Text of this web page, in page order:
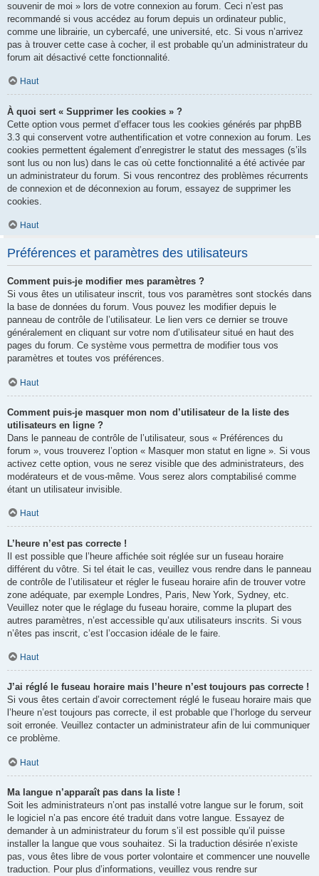
souvenir de moi » lors de votre connexion au forum. Ceci n’est pas
recommandé si vous accédez au forum depuis un ordinateur public,
comme une librairie, un cybercafé, une université, etc. Si vous n’arrivez
pas à trouver cette case à cocher, il est probable qu’un administrateur du
forum ait désactivé cette fonctionnalité.
Haut
À quoi sert « Supprimer les cookies » ?
Cette option vous permet d’effacer tous les cookies générés par phpBB
3.3 qui conservent votre authentification et votre connexion au forum. Les
cookies permettent également d’enregistrer le statut des messages (s’ils
sont lus ou non lus) dans le cas où cette fonctionnalité a été activée par
un administrateur du forum. Si vous rencontrez des problèmes récurrents
de connexion et de déconnexion au forum, essayez de supprimer les
cookies.
Haut
Préférences et paramètres des utilisateurs
Comment puis-je modifier mes paramètres ?
Si vous êtes un utilisateur inscrit, tous vos paramètres sont stockés dans
la base de données du forum. Vous pouvez les modifier depuis le
panneau de contrôle de l’utilisateur. Le lien vers ce dernier se trouve
généralement en cliquant sur votre nom d’utilisateur situé en haut des
pages du forum. Ce système vous permettra de modifier tous vos
paramètres et toutes vos préférences.
Haut
Comment puis-je masquer mon nom d’utilisateur de la liste des
utilisateurs en ligne ?
Dans le panneau de contrôle de l’utilisateur, sous « Préférences du
forum », vous trouverez l’option « Masquer mon statut en ligne ». Si vous
activez cette option, vous ne serez visible que des administrateurs, des
modérateurs et de vous-même. Vous serez alors comptabilisé comme
étant un utilisateur invisible.
Haut
L’heure n’est pas correcte !
Il est possible que l’heure affichée soit réglée sur un fuseau horaire
différent du vôtre. Si tel était le cas, veuillez vous rendre dans le panneau
de contrôle de l’utilisateur et régler le fuseau horaire afin de trouver votre
zone adéquate, par exemple Londres, Paris, New York, Sydney, etc.
Veuillez noter que le réglage du fuseau horaire, comme la plupart des
autres paramètres, n’est accessible qu’aux utilisateurs inscrits. Si vous
n’êtes pas inscrit, c’est l’occasion idéale de le faire.
Haut
J’ai réglé le fuseau horaire mais l’heure n’est toujours pas correcte !
Si vous êtes certain d’avoir correctement réglé le fuseau horaire mais que
l’heure n’est toujours pas correcte, il est probable que l’horloge du serveur
soit erronée. Veuillez contacter un administrateur afin de lui communiquer
ce problème.
Haut
Ma langue n’apparaît pas dans la liste !
Soit les administrateurs n’ont pas installé votre langue sur le forum, soit
le logiciel n’a pas encore été traduit dans votre langue. Essayez de
demander à un administrateur du forum s’il est possible qu’il puisse
installer la langue que vous souhaitez. Si la traduction désirée n’existe
pas, vous êtes libre de vous porter volontaire et commencer une nouvelle
traduction. Pour plus d’informations, veuillez vous rendre sur